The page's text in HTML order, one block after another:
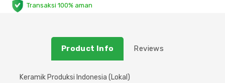
Aksesoris Perabot
Scaffolding
Konstruksi
Semen & Sejenisnya
Transaksi 100% aman
Product Info Reviews
Keramik Produksi Indonesia (Lokal)